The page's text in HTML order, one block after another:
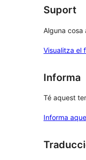
Suport
Alguna cosa
Visualitza el
Informa
Té aquest
Informa